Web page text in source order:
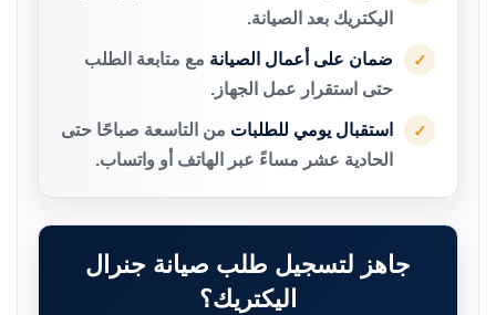
اليكتريك بعد الصيانة.
✓ ضمان على أعمال الصيانة مع متابعة الطلب
حتى استقرار عمل الجهاز.
✓ استقبال يومي للطلبات من التاسعة صباحًا حتى
الحادية عشر مساءً عبر الهاتف أو واتساب.
جاهز لتسجيل طلب صيانة جنرال
اليكتريك؟